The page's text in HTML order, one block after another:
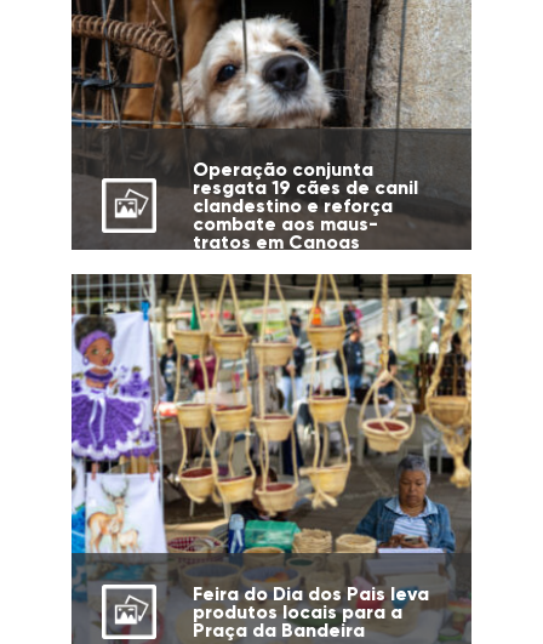
Operação conjunta
resgata 19 cães de canil
clandestino e reforça
combate aos maus-
tratos em Canoas
Feira do Dia dos Pais leva
produtos locais para a
Praça da Bandeira